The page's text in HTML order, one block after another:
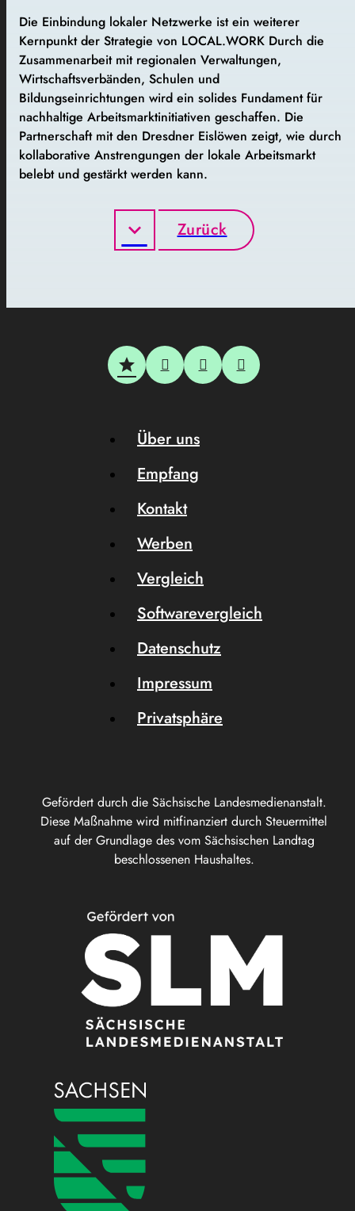
Die Einbindung lokaler Netzwerke ist ein weiterer
Kernpunkt der Strategie von LOCAL.WORK Durch die
Zusammenarbeit mit regionalen Verwaltungen,
Wirtschaftsverbänden, Schulen und
Bildungseinrichtungen wird ein solides Fundament für
nachhaltige Arbeitsmarktinitiativen geschaffen. Die
Partnerschaft mit den Dresdner Eislöwen zeigt, wie durch
kollaborative Anstrengungen der lokale Arbeitsmarkt
belebt und gestärkt werden kann.
Zurück
Gefördert durch die Sächsische Landesmedienanstalt.
Diese Maßnahme wird mitfinanziert durch Steuermittel
auf der Grundlage des vom Sächsischen Landtag
beschlossenen Haushaltes.
Über uns
Empfang
Kontakt
Werben
Vergleich
Softwarevergleich
Datenschutz
Impressum
Privatsphäre